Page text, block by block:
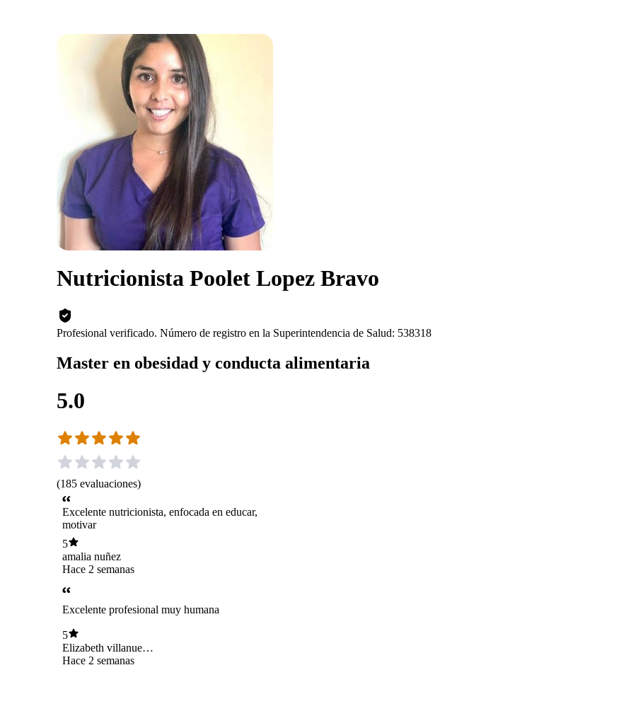
Nutricionista Poolet Lopez Bravo
Profesional verificado. Número de registro en la Superintendencia de Salud: 538318
Master en obesidad y conducta alimentaria
5.0
(185 evaluaciones)
Excelente nutricionista, enfocada en educar,
motivar
5
amalia nuñez
Hace 2 semanas
Excelente profesional muy humana
5
Elizabeth villanueva
Figueroa
Hace 2 semanas